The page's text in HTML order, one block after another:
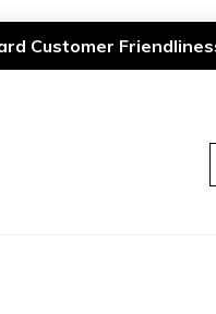
Customer